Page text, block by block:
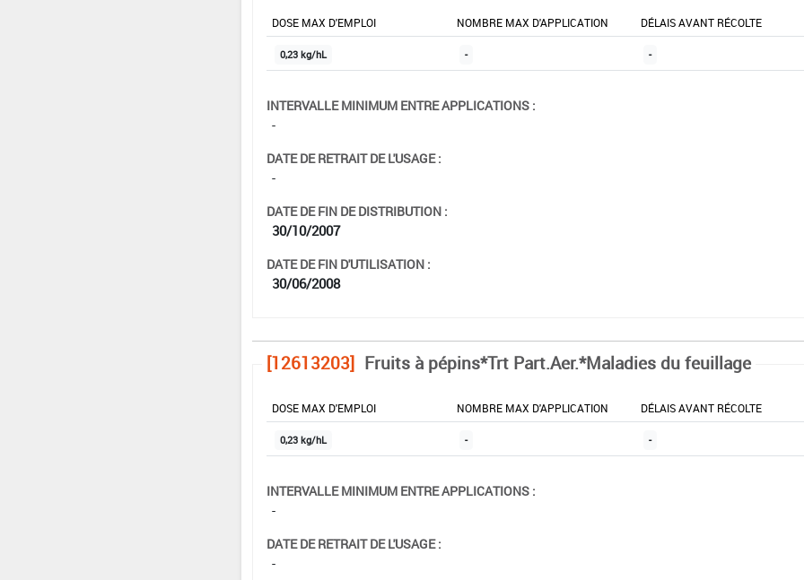
DOSE MAX D'EMPLOI NOMBRE MAX D'APPLICATION DÉLAIS AVANT RÉCOLTE
0,23 kg/hL - -
INTERVALLE MINIMUM ENTRE APPLICATIONS :
-
DATE DE RETRAIT DE L'USAGE :
-
DATE DE FIN DE DISTRIBUTION :
30/10/2007
DATE DE FIN D'UTILISATION :
30/06/2008
[12613203] Fruits à pépins*Trt Part.Aer.*Maladies du feuillage
DOSE MAX D'EMPLOI NOMBRE MAX D'APPLICATION DÉLAIS AVANT RÉCOLTE
0,23 kg/hL - -
INTERVALLE MINIMUM ENTRE APPLICATIONS :
-
DATE DE RETRAIT DE L'USAGE :
-